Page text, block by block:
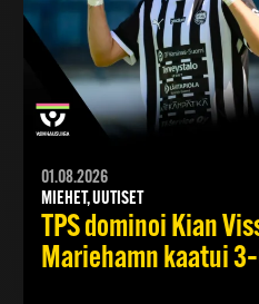
01.08.2026
MIEHET, UUTISET
TPS dominoi Kian
Mariehamn kaatui